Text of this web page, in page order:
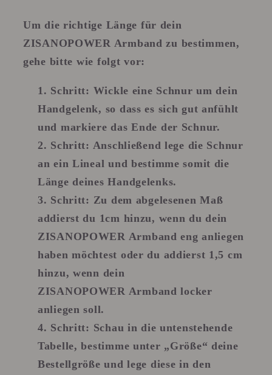
Um die richtige Länge für dein
ZISANOPOWER Armband zu bestimmen,
gehe bitte wie folgt vor:
Schritt: Wickle eine Schnur um dein
Handgelenk, so dass es sich gut anfühlt
und markiere das Ende der Schnur.
Schritt: Anschließend lege die Schnur
an ein Lineal und bestimme somit die
Länge deines Handgelenks.
Schritt: Zu dem abgelesenen Maß
addierst du 1cm hinzu, wenn du dein
ZISANOPOWER Armband eng anliegen
haben möchtest oder du addierst 1,5 cm
hinzu, wenn dein
ZISANOPOWER Armband locker
anliegen soll.
Schritt: Schau in die untenstehende
Tabelle, bestimme unter „Größe“ deine
Bestellgröße und lege diese in den